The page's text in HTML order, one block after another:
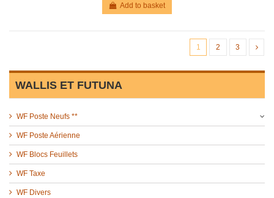
Add to basket
1 2 3
WALLIS ET FUTUNA
WF Poste Neufs **
WF Poste Aérienne
WF Blocs Feuillets
WF Taxe
WF Divers